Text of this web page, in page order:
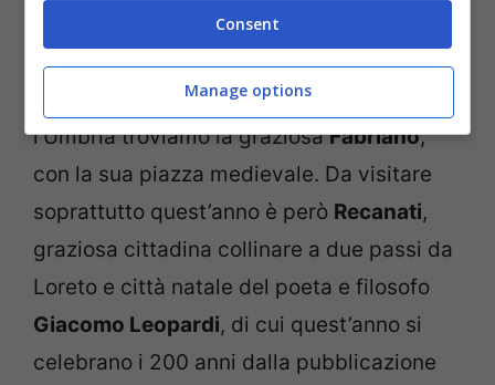
pesarese, il suggestivo monastero di
Avellana. Mentre nell’entroterra della
provincia di Ancona, al confine con
l’Umbria troviamo la graziosaFabriano,
con la sua piazza medievale. Da visitare
soprattutto quest’anno è però Recanati,
graziosa cittadina collinare a due passi da
Loreto e città natale del poeta e filosofo
Giacomo Leopardi, di cui quest’anno si
celebrano i 200 anni dalla pubblicazione
Consent
Manage options